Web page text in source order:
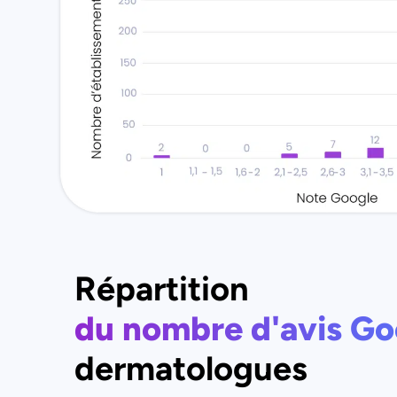
Répartition
du nombre d'avis
dermatologues